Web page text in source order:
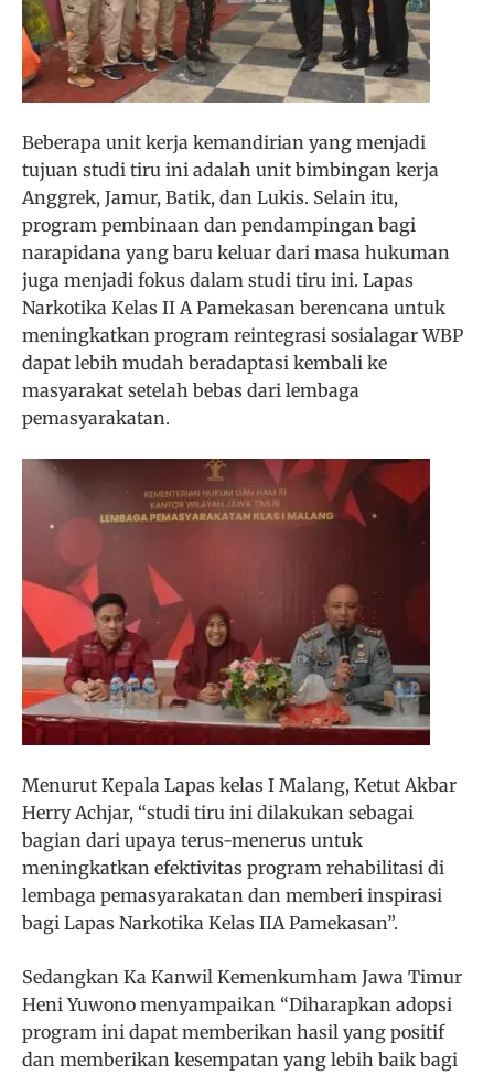
Beberapa unit kerja kemandirian yang menjadi
tujuan studi tiru ini adalah unit bimbingan kerja
Anggrek, Jamur, Batik, dan Lukis. Selain itu,
program pembinaan dan pendampingan bagi
narapidana yang baru keluar dari masa hukuman
juga menjadi fokus dalam studi tiru ini. Lapas
Narkotika Kelas II A Pamekasan berencana untuk
meningkatkan program reintegrasi sosialagar WBP
dapat lebih mudah beradaptasi kembali ke
masyarakat setelah bebas dari lembaga
pemasyarakatan.
Menurut Kepala Lapas kelas I Malang, Ketut Akbar
Herry Achjar, “studi tiru ini dilakukan sebagai
bagian dari upaya terus-menerus untuk
meningkatkan efektivitas program rehabilitasi di
lembaga pemasyarakatan dan memberi inspirasi
bagi Lapas Narkotika Kelas IIA Pamekasan”.
Sedangkan Ka Kanwil Kemenkumham Jawa Timur
Heni Yuwono menyampaikan “Diharapkan adopsi
program ini dapat memberikan hasil yang positif
dan memberikan kesempatan yang lebih baik bagi